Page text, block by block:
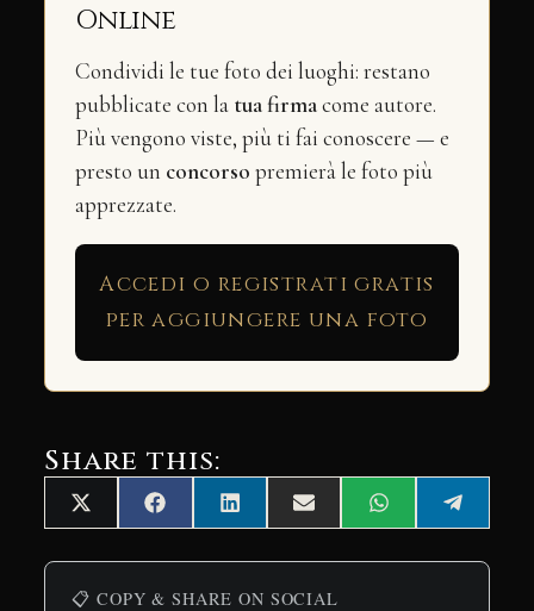
Online
Condividi le tue foto dei luoghi: restano
pubblicate con la tua firmacome autore.
Più vengono viste, più ti fai conoscere — e
presto un concorso premierà le foto più
apprezzate.
Accedi o registrati gratis
per aggiungere una foto
Share this:
Share
on
X
(Twitter)
Share
on
FacebookShare
on
LinkedInShare
on
Email Share
on
WhatsAppShare
on
📋 COPY & SHARE ON SOCIAL